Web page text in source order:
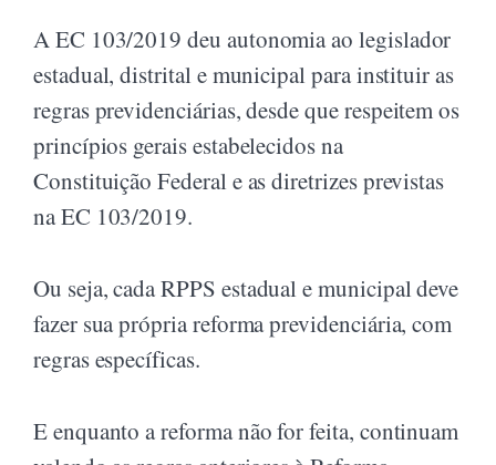
A EC 103/2019 deu autonomia ao legislador
estadual, distrital e municipal para instituir as
regras previdenciárias, desde que respeitem os
princípios gerais estabelecidos na
Constituição Federal e as diretrizes previstas
na EC 103/2019.
Ou seja, cada RPPS estadual e municipal deve
fazer sua própria reforma previdenciária, com
regras específicas.
E enquanto a reforma não for feita, continuam